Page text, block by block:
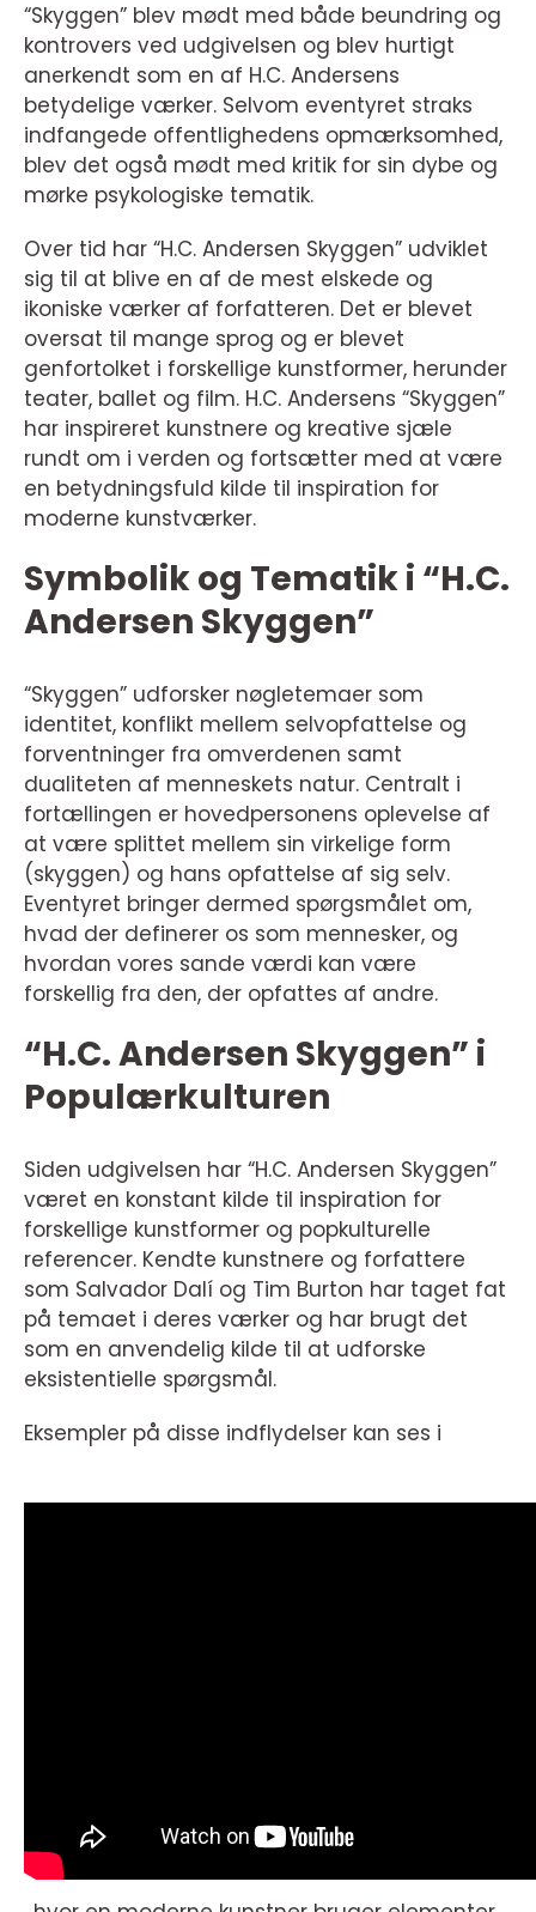
“Skyggen” blev mødt med både beundring og
kontrovers ved udgivelsen og blev hurtigt
anerkendt som en af H.C. Andersens
betydelige værker. Selvom eventyret straks
indfangede offentlighedens opmærksomhed,
blev det også mødt med kritik for sin dybe og
mørke psykologiske tematik.
Over tid har “H.C. Andersen Skyggen” udviklet
sig til at blive en af de mest elskede og
ikoniske værker af forfatteren. Det er blevet
oversat til mange sprog og er blevet
genfortolket i forskellige kunstformer, herunder
teater, ballet og film. H.C. Andersens “Skyggen”
har inspireret kunstnere og kreative sjæle
rundt om i verden og fortsætter med at være
en betydningsfuld kilde til inspiration for
moderne kunstværker.
Symbolik og Tematik i “H.C.
Andersen Skyggen”
“Skyggen” udforsker nøgletemaer som
identitet, konflikt mellem selvopfattelse og
forventninger fra omverdenen samt
dualiteten af menneskets natur. Centralt i
fortællingen er hovedpersonens oplevelse af
at være splittet mellem sin virkelige form
(skyggen) og hans opfattelse af sig selv.
Eventyret bringer dermed spørgsmålet om,
hvad der definerer os som mennesker, og
hvordan vores sande værdi kan være
forskellig fra den, der opfattes af andre.
“H.C. Andersen Skyggen” i
Populærkulturen
Siden udgivelsen har “H.C. Andersen Skyggen”
været en konstant kilde til inspiration for
forskellige kunstformer og popkulturelle
referencer. Kendte kunstnere og forfattere
som Salvador Dalí og Tim Burton har taget fat
på temaet i deres værker og har brugt det
som en anvendelig kilde til at udforske
eksistentielle spørgsmål.
Eksempler på disse indflydelser kan ses i